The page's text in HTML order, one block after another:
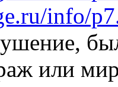
info/
или